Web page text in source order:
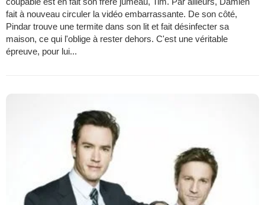
fait à nouveau circuler la vidéo embarrassante. De son côté,
Pindar trouve une termite dans son lit et fait désinfecter sa
maison, ce qui l'oblige à rester dehors. C'est une véritable
épreuve, pour lui...